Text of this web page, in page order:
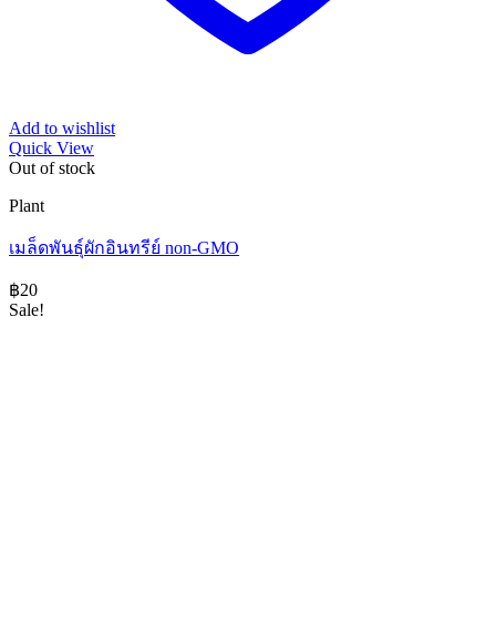
Add to wishlist
Quick View
Out of stock
Plant
เมล็ดพันธุ์ผักอินทรีย์ non-GMO
฿20
Sale!